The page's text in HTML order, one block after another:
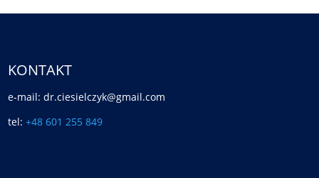
KONTAKT
e-mail: dr.ciesielczyk@gmail.com
tel:+48 601 255 849